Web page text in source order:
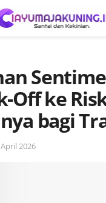
Off ke
bagi
2026